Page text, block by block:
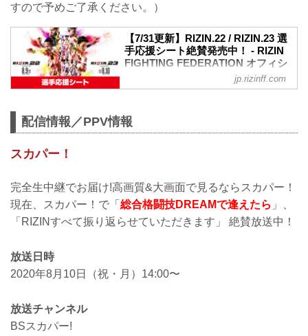
すので予めご了承ください。）
【7/31更新】RIZIN.22 / RIZIN.23 選
手応援シート絶賛発売中！ - RIZIN
FIGHTING FEDERATION オフィシ
STARTING OVER - / RIZIN.23 -
CALLING OVER -の選手応援シートが絶
【更新履歴】
7月31日（金）江幡塁、植山征紀、浜崎朱
加、前澤智、神田コウヤ 応援シートを追
加致しました。
自由席の応援シートに関しまして...
jp.rizinff.com
配信情報／PPV情報
スカパー！
完全生中継でお届け!高画質&大画面で見るならスカパー！
現在、スカパー！で「 総合格闘技DREAMで逢えたら 」、
「RIZINすべて振り返らせていただきます」 絶賛放送中！
放送日時
2020年8月10日（祝・月）14:00〜
放送チャンネル
BSスカパー!